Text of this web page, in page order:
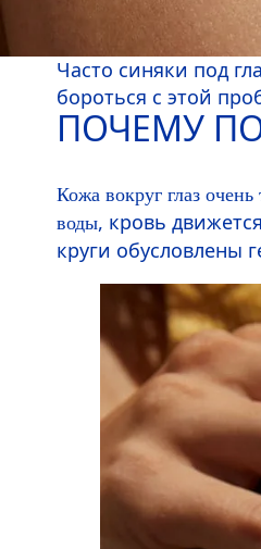
Часто синяки под
бороться с этой
ПОЧЕМУ
Кожа вокруг глаз очень
воды, кровь
круги обусловлены